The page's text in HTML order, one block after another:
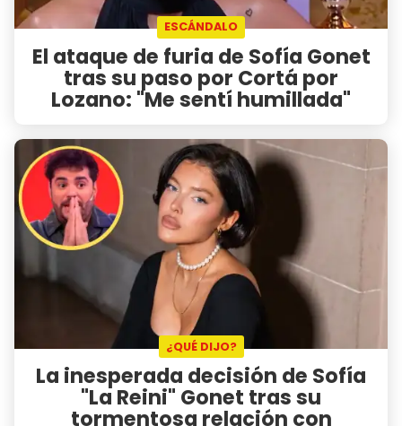
ESCÁNDALO
El ataque de furia de Sofía Gonet
tras su paso por Cortá por
Lozano: "Me sentí humillada"
¿QUÉ DIJO?
La inesperada decisión de Sofía
"La Reini" Gonet tras su
tormentosa relación con